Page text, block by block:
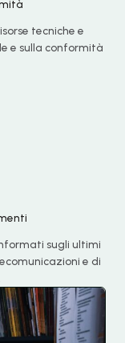
tecniche e
e sulla conformità
sugli ultimi
e di